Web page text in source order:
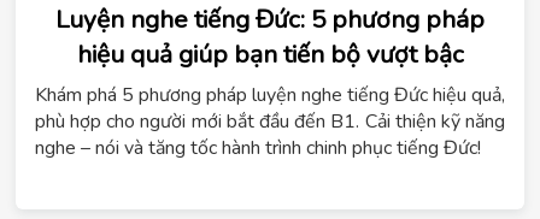
Luyện nghe tiếng Đức: 5 phương pháp
hiệu quả giúp bạn tiến bộ vượt bậc
Khám phá 5 phương pháp luyện nghe tiếng Đức hiệu quả,
phù hợp cho người mới bắt đầu đến B1. Cải thiện kỹ năng
nghe – nói và tăng tốc hành trình chinh phục tiếng Đức!